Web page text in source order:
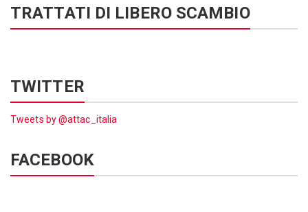
TRATTATI DI LIBERO SCAMBIO
TWITTER
Tweets by @attac_italia
FACEBOOK